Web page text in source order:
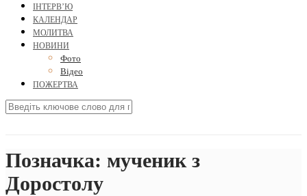
ІНТЕРВ’Ю
КАЛЕНДАР
МОЛИТВА
НОВИНИ
Фото
Відео
ПОЖЕРТВА
Позначка: мученик з
Доростолу